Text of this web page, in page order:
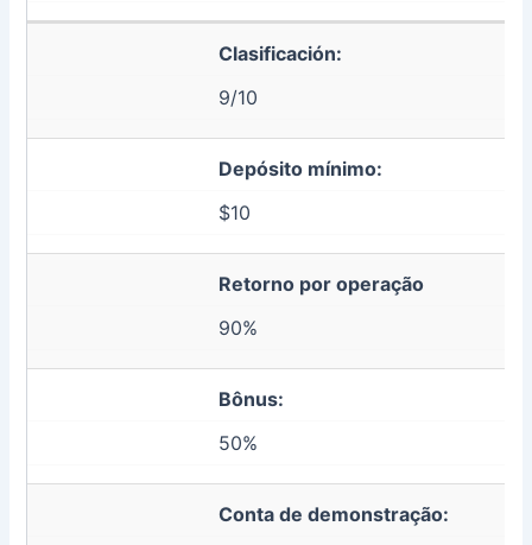
Clasificación:
9/10
Depósito mínimo:
$10
Retorno por operação
90%
Bônus:
50%
Conta de demonstração: